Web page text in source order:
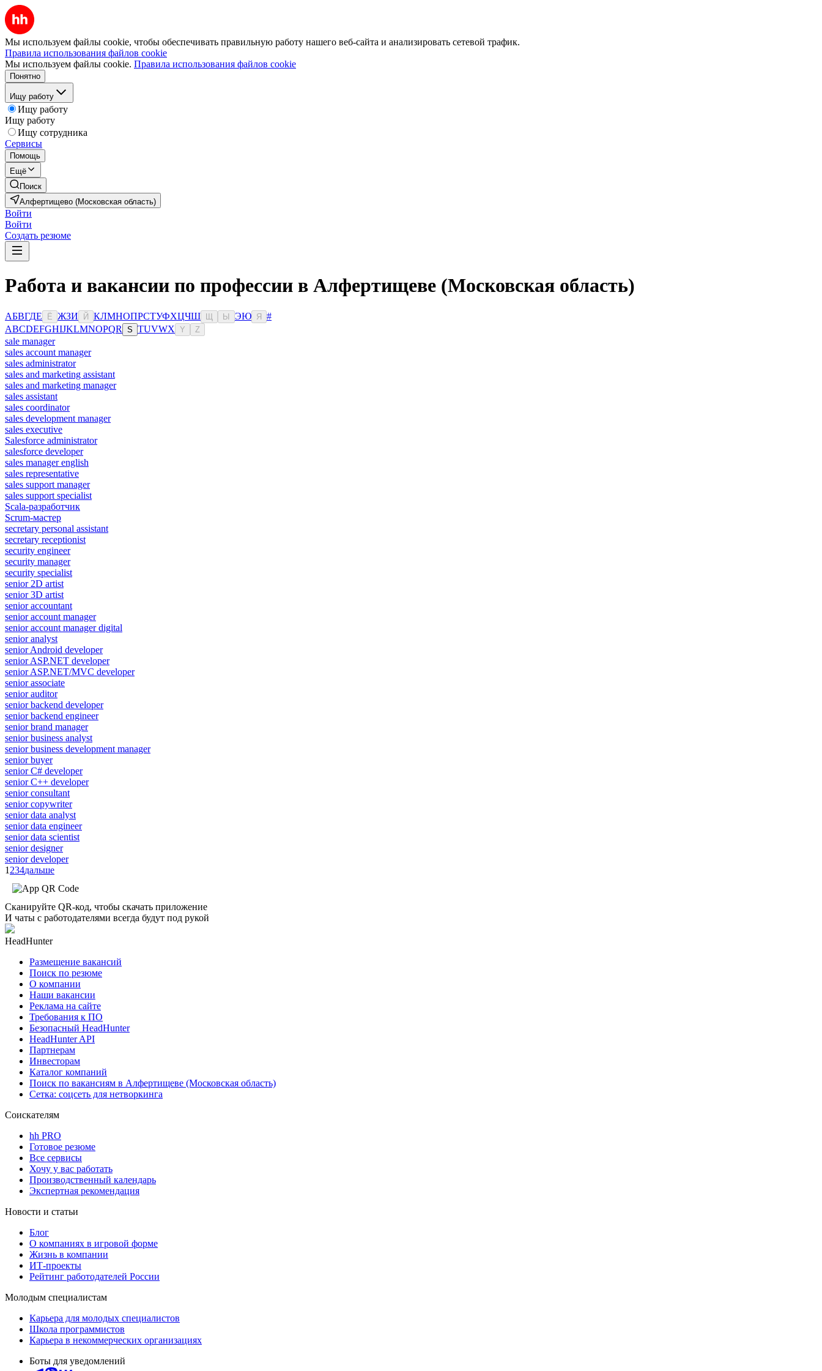
Мы используем файлы cookie, чтобы обеспечивать правильную работу нашего веб-сайта и анализировать сетевой трафик.
Правила использования файлов cookie
Мы используем файлы cookie. Правила использования файлов cookie
Понятно
Ищу работу
Ищу работу
Ищу работу
Ищу сотрудника
Сервисы
Помощь
Ещё
Поиск
Алфертищево (Московская область)
Войти
Войти
Создать резюме
Работа и вакансии по профессии в Алфертищеве (Московская область)
АБВГДЕ Ё ЖЗИ Й КЛМНОПРСТУФХЦЧШ Ы ЭЮ Я
#
ABCDEFGHIJKLMNOPQR S TUVWX Y Z
sale manager
sales account manager
sales administrator
sales and marketing assistant
sales and marketing manager
sales assistant
sales coordinator
sales development manager
sales executive
Salesforce administrator
salesforce developer
sales manager english
sales representative
sales support manager
sales support specialist
Scala-разработчик
Scrum-мастер
secretary personal assistant
secretary receptionist
security engineer
security manager
security specialist
senior 2D artist
senior 3D artist
senior accountant
senior account manager
senior account manager digital
senior analyst
senior Android developer
senior ASP.NET developer
senior ASP.NET/MVC developer
senior associate
senior auditor
senior backend developer
senior backend engineer
senior brand manager
senior business analyst
senior business development manager
senior buyer
senior C# developer
senior C++ developer
senior consultant
senior copywriter
senior data analyst
senior data engineer
senior data scientist
senior designer
senior developer
1 234дальше
Сканируйте QR-код, чтобы скачать приложение
И чаты с работодателями всегда будут под рукой
HeadHunter
Размещение вакансий
Поиск по резюме
О компании
Наши вакансии
Реклама на сайте
Требования к ПО
Безопасный HeadHunter
HeadHunter API
Партнерам
Инвесторам
Каталог компаний
Поиск по вакансиям в Алфертищеве (Московская область)
Сетка: соцсеть для нетворкинга
Соискателям
hh PRO
Готовое резюме
Все сервисы
Хочу у вас работать
Производственный календарь
Экспертная рекомендация
Новости и статьи
Блог
О компаниях в игровой форме
Жизнь в компании
ИТ-проекты
Рейтинг работодателей России
Молодым специалистам
Карьера для молодых специалистов
Школа программистов
Карьера в некоммерческих организациях
Боты для уведомлений